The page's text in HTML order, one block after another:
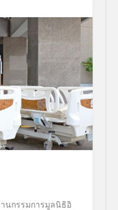
นกรรมการมูลนิธิอิ